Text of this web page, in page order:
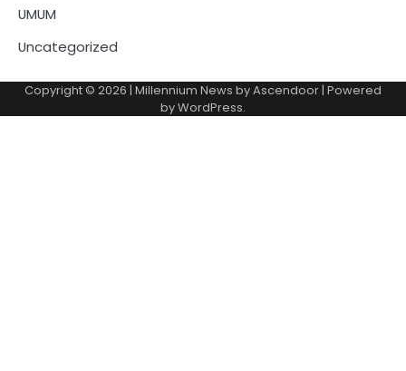
UMUM
Uncategorized
Copyright © 2026 | Millennium News byAscendoor | Powered
byWordPress.